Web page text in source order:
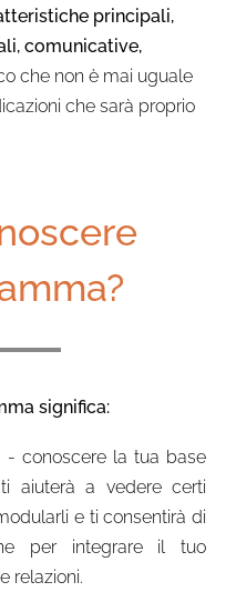
principali,
comunicative,
che non è mai uguale
che sarà proprio
significa:
- conoscere la tua base
aiuterà a vedere certi
e ti consentirà di
per integrare il tuo
relazioni.